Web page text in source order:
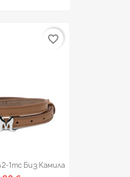
преглед
1mc Биз Камила
favorite_border